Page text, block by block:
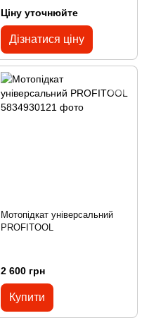
Ціну уточнюйте
Дізнатися ціну
Мотопідкат універсальний
PROFITOOL
2 600 грн
Купити